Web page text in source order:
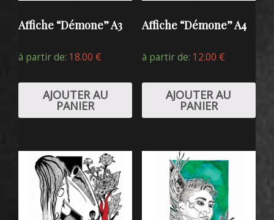
Affiche “Démone” A3
à partir de: 18.00 €
AJOUTER AU
PANIER
Affiche “Démone” A4
à partir de: 12.00 €
AJOUTER AU
PANIER